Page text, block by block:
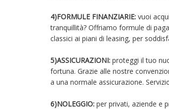
4)FORMULE FINANZIARIE: vuoi
tranquillità? Offriamo formule di
classici ai piani di leasing, per
5)ASSICURAZIONI: proteggi il tuo
fortuna. Grazie alle nostre
a una normale assicurazione.
6)NOLEGGIO: per privati, aziende e